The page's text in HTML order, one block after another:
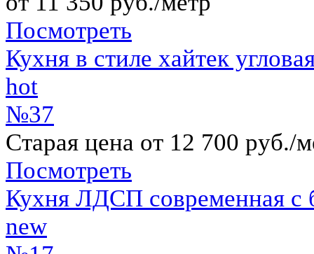
Посмотреть
Кухня в стиле хайтек
hot
№37
Старая цена от 12 700 руб./
Посмотреть
Кухня ЛДСП современная с
new